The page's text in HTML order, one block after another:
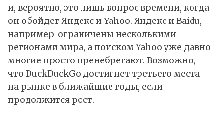
и, вероятно, это лишь вопрос времени, когда
он обойдет Яндекс и Yahoo. Яндекс и Baidu,
например, ограничены несколькими
регионами мира, а поиском Yahoo уже давно
многие просто пренебрегают. Возможно,
что DuckDuckGo достигнет третьего места
на рынке в ближайшие годы, если
продолжится рост.